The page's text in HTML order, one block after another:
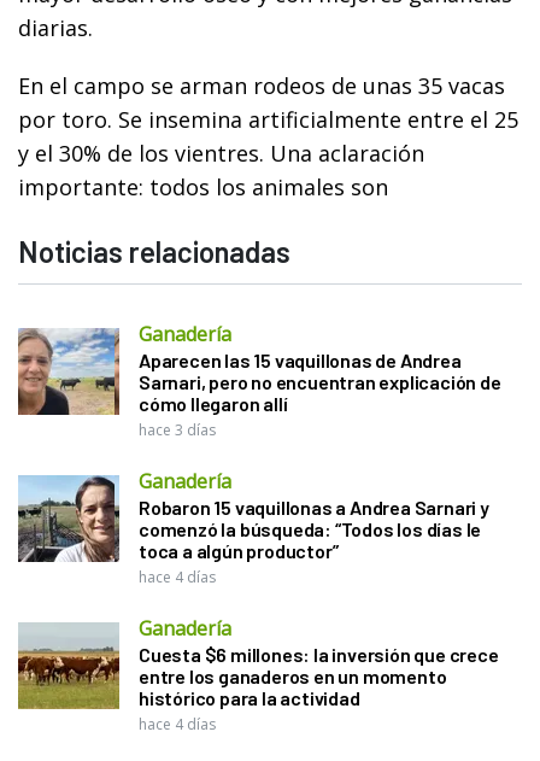
diarias.
En el campo se arman rodeos de unas 35 vacas
por toro. Se insemina artificialmente entre el 25
y el 30% de los vientres. Una aclaración
importante: todos los animales son
Noticias relacionadas
Ganadería
Aparecen las 15 vaquillonas de Andrea
Sarnari, pero no encuentran explicación de
cómo llegaron allí
hace 3 días
Ganadería
Robaron 15 vaquillonas a Andrea Sarnari y
comenzó la búsqueda: “Todos los días le
toca a algún productor”
hace 4 días
Ganadería
Cuesta $6 millones: la inversión que crece
entre los ganaderos en un momento
histórico para la actividad
hace 4 días